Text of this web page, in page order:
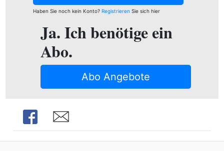
Haben Sie noch kein Konto? RegistrierenSie sich hier
Ja. Ich benötige ein
Abo.
Abo Angebote
Share Share